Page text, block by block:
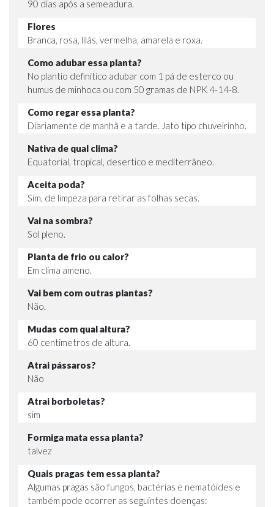
90 dias após a semeadura.
Flores
Branca, rosa, lilás, vermelha, amarela e roxa.
Como adubar essa planta?
No plantio definitico adubar com 1 pá de esterco ou
humus de minhoca ou com 50 gramas de NPK 4-14-8.
Como regar essa planta?
Diariamente de manhã e a tarde. Jato tipo chuveirinho.
Nativa de qual clima?
Equatorial, tropical, desertico e mediterrâneo.
Aceita poda?
Sim, de limpeza para retirar as folhas secas.
Vai na sombra?
Sol pleno.
Planta de frio ou calor?
Em clima ameno.
Vai bem com outras plantas?
Não.
Mudas com qual altura?
60 centimetros de altura.
Atrai pássaros?
Não
Atrai borboletas?
sim
Formiga mata essa planta?
talvez
Quais pragas tem essa planta?
Algumas pragas são fungos, bactérias e nematóides e
também pode ocorrer as seguintes doenças: